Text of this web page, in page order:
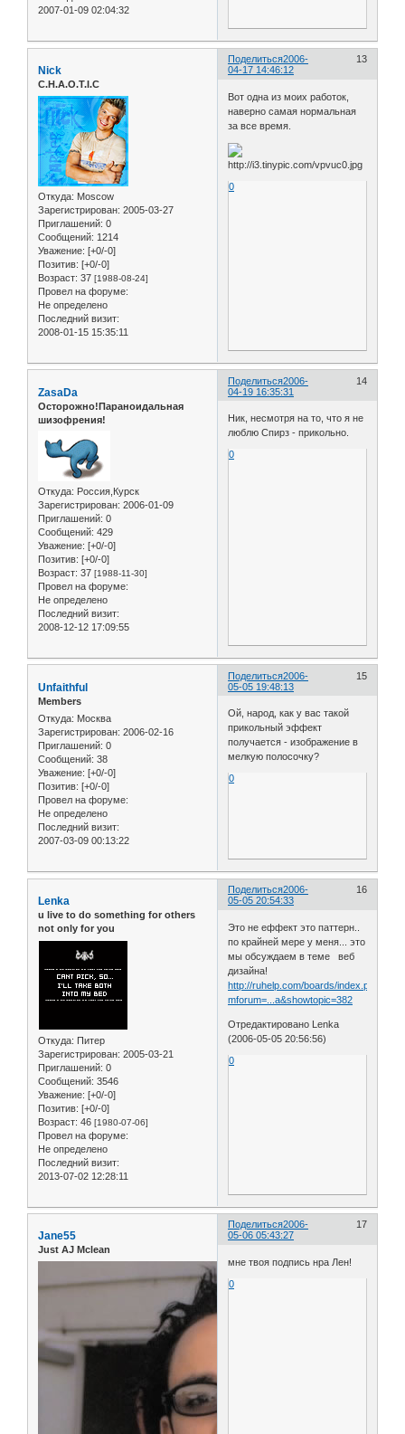
2007-01-09 02:04:32
Поделиться 13
2006-
04-17 14:46:12
Nick
C.H.A.O.T.I.C
Откуда: Moscow
Зарегистрирован: 2005-03-27
Приглашений: 0
Сообщений: 1214
Уважение: [+0/-0]
Позитив: [+0/-0]
Возраст: 37 [1988-08-24]
Провел на форуме:
Не определено
Последний визит:
2008-01-15 15:35:11
Вот одна из моих работок,
наверно самая нормальная
за все время.
0
Поделиться 14
2006-
04-19 16:35:31
ZasaDa
Осторожно!Параноидальная
шизофрения!
Откуда: Россия,Курск
Зарегистрирован: 2006-01-09
Приглашений: 0
Сообщений: 429
Уважение: [+0/-0]
Позитив: [+0/-0]
Возраст: 37 [1988-11-30]
Провел на форуме:
Не определено
Последний визит:
2008-12-12 17:09:55
Ник, несмотря на то, что я не
люблю Спирз - прикольно.
0
Поделиться 15
2006-
05-05 19:48:13
Unfaithful
Members
Откуда: Москва
Зарегистрирован: 2006-02-16
Приглашений: 0
Сообщений: 38
Уважение: [+0/-0]
Позитив: [+0/-0]
Провел на форуме:
Не определено
Последний визит:
2007-03-09 00:13:22
Ой, народ, как у вас такой
прикольный эффект
получается - изображение в
мелкую полосочку?
0
Поделиться 16
2006-
05-05 20:54:33
Lenka
u live to do something for others
not only for you
Откуда: Питер
Зарегистрирован: 2005-03-21
Приглашений: 0
Сообщений: 3546
Уважение: [+0/-0]
Позитив: [+0/-0]
Возраст: 46 [1980-07-06]
Провел на форуме:
Не определено
Последний визит:
2013-07-02 12:28:11
Это не еффект это паттерн..
по крайней мере у меня... это
мы обсуждаем в теме веб
дизайна!
http://ruhelp.com/boards/index.php?
mforum=...a&showtopic=382
Отредактировано Lenka
(2006-05-05 20:56:56)
0
Поделиться 17
2006-
05-06 05:43:27
Jane55
Just AJ Mclean
мне твоя подпись нра Лен!
0